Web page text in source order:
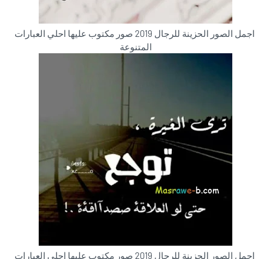
اجمل الصور الحزينة للرجال 2019 صور مكتوب عليها احلي العبارات
المتنوعة
اجمل الصور الحزينة للرجال 2019 صور مكتوب عليها احلي العبارات